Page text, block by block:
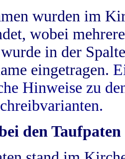
wurden im
wobei
in der
eingetragen.
Hinweise zu
den Taufpaten